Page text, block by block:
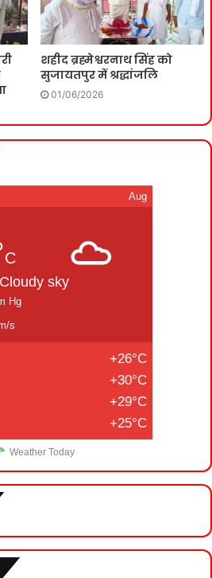
शहीद ब्रह्मेश्वरनाथ सिंह को
सुजायतपुर में श्रद्धांजलि
01/06/2026
Aug
C
Cloudy sky
Hg
s
+26°C
+30°C
+29°C
+25°C
Weather Today